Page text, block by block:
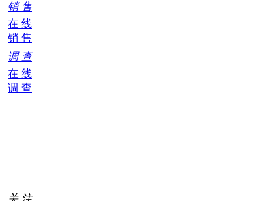
销 售
在 线
销 售
调 查
在 线
调 查
关 注